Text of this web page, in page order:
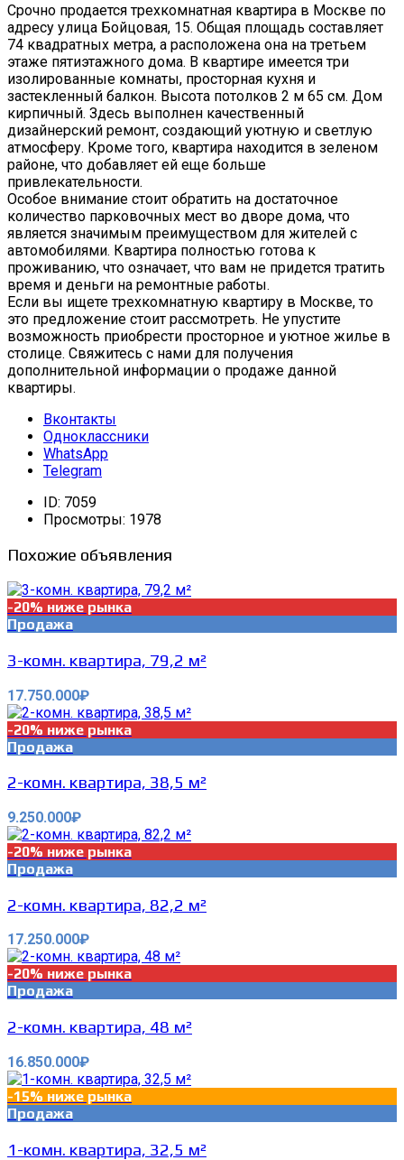
Срочно продается трехкомнатная квартира в Москве по
адресу улица Бойцовая, 15. Общая площадь составляет
74 квадратных метра, а расположена она на третьем
этаже пятиэтажного дома. В квартире имеется три
изолированные комнаты, просторная кухня и
застекленный балкон. Высота потолков 2 м 65 см. Дом
кирпичный. Здесь выполнен качественный
дизайнерский ремонт, создающий уютную и светлую
атмосферу. Кроме того, квартира находится в зеленом
районе, что добавляет ей еще больше
привлекательности.
Особое внимание стоит обратить на достаточное
количество парковочных мест во дворе дома, что
является значимым преимуществом для жителей с
автомобилями. Квартира полностью готова к
проживанию, что означает, что вам не придется тратить
время и деньги на ремонтные работы.
Если вы ищете трехкомнатную квартиру в Москве, то
это предложение стоит рассмотреть. Не упустите
возможность приобрести просторное и уютное жилье в
столице. Свяжитесь с нами для получения
дополнительной информации о продаже данной
квартиры.
Вконтакты
Одноклассники
WhatsApp
Telegram
ID: 7059
Просмотры: 1978
Похожие объявления
-20% ниже рынка
Продажа
3-комн. квартира, 79,2 м²
17.750.000₽
-20% ниже рынка
Продажа
2-комн. квартира, 38,5 м²
9.250.000₽
-20% ниже рынка
Продажа
2-комн. квартира, 82,2 м²
17.250.000₽
-20% ниже рынка
Продажа
2-комн. квартира, 48 м²
16.850.000₽
-15% ниже рынка
Продажа
1-комн. квартира, 32,5 м²